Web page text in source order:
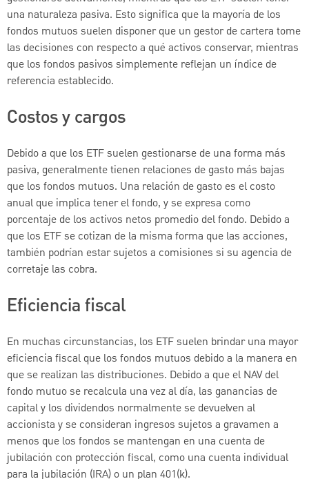
una naturaleza pasiva. Esto significa que la mayoría de los
fondos mutuos suelen disponer que un gestor de cartera tome
las decisiones con respecto a qué activos conservar, mientras
que los fondos pasivos simplemente reflejan un índice de
referencia establecido.
Costos y cargos
Debido a que los ETF suelen gestionarse de una forma más
pasiva, generalmente tienen relaciones de gasto más bajas
que los fondos mutuos. Una relación de gasto es el costo
anual que implica tener el fondo, y se expresa como
porcentaje de los activos netos promedio del fondo. Debido a
que los ETF se cotizan de la misma forma que las acciones,
también podrían estar sujetos a comisiones si su agencia de
corretaje las cobra.
Eficiencia fiscal
En muchas circunstancias, los ETF suelen brindar una mayor
eficiencia fiscal que los fondos mutuos debido a la manera en
que se realizan las distribuciones. Debido a que el NAV del
fondo mutuo se recalcula una vez al día, las ganancias de
capital y los dividendos normalmente se devuelven al
accionista y se consideran ingresos sujetos a gravamen a
menos que los fondos se mantengan en una cuenta de
jubilación con protección fiscal, como una cuenta individual
para la jubilación (IRA) o un plan 401(k).